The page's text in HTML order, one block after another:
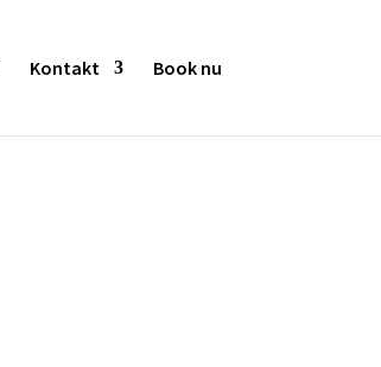
Kontakt Book nu